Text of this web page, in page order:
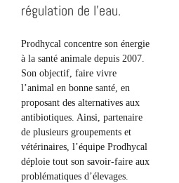
régulation de l’eau.
Prodhycal concentre son énergie
à la santé animale depuis 2007.
Son objectif, faire vivre
l’animal en bonne santé, en
proposant des alternatives aux
antibiotiques. Ainsi, partenaire
de plusieurs groupements et
vétérinaires, l’équipe Prodhycal
déploie tout son savoir-faire aux
problématiques d’élevages.